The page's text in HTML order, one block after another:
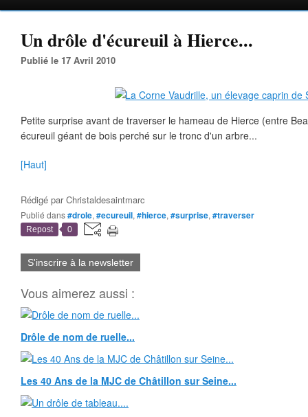
Un drôle d'écureuil à Hierce...
Publié le 17 Avril 2010
Petite surprise avant de traverser le hameau de Hierce (entre
écureuil géant de bois perché sur le tronc d'un arbre...
[Haut]
Rédigé parChristaldesaintmarc
Publié dans#drole, #ecureuil, #hierce, #surprise, #traverser
Repost 0
S'inscrire à la newsletter
Vous aimerez aussi :
Drôle de nom de ruelle...
Les 40 Ans de la MJC de Châtillon sur Seine...